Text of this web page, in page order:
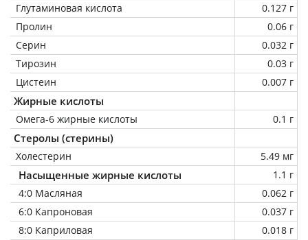
Глутаминовая кислота
0.127 г
Пролин
0.06 г
Серин
0.032 г
Тирозин
0.03 г
Цистеин
0.007 г
Жирные кислоты
Омега-6 жирные кислоты 0.1 г
Стеролы (стерины)
Холестерин 5.49 мг
Насыщенные жирные кислоты
1.1 г
4:0 Масляная
0.062 г
6:0 Капроновая
0.037 г
8:0 Каприловая
0.018 г